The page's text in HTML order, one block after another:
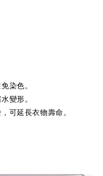
染色。
變形。
可延長衣物壽命。